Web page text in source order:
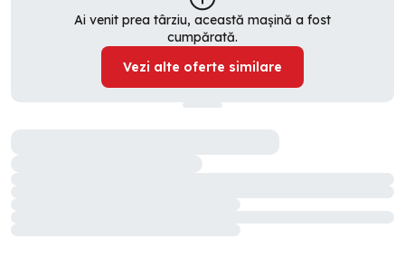
Ai venit prea târziu, această mașină a fost
cumpărată.
Vezi alte oferte similare